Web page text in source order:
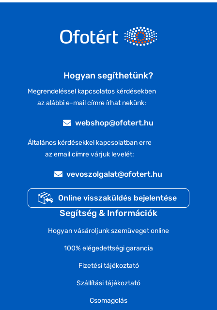
Hogyan segíthetünk?
Megrendeléssel kapcsolatos kérdésekben
az alábbi e-mail címre írhat nekünk:
webshop@ofotert.hu
Általános kérdésekkel kapcsolatban erre
az email címre várjuk levelét:
vevoszolgalat@ofotert.hu
Online visszaküldés bejelentése
Segítség & Információk
Hogyan vásároljunk szemüveget online
100% elégedettségi garancia
Fizetési tájékoztató
Szállítási tájékoztató
Csomagolás